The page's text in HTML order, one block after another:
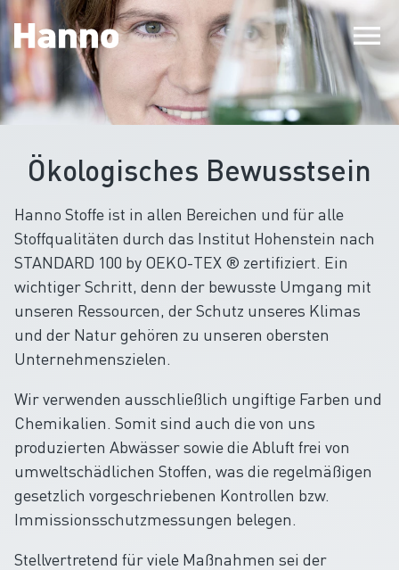
menu
Ökologisches Bewusstsein
Hanno Stoffe ist in allen Bereichen und für alle
Stoffqualitäten durch das Institut Hohenstein nach
STANDARD 100 by OEKO-TEX ® zertifiziert. Ein
wichtiger Schritt, denn der bewusste Umgang mit
unseren Ressourcen, der Schutz unseres Klimas
und der Natur gehören zu unseren obersten
Unternehmenszielen.
Wir verwenden ausschließlich ungiftige Farben und
Chemikalien. Somit sind auch die von uns
produzierten Abwässer sowie die Abluft frei von
umweltschädlichen Stoffen, was die regelmäßigen
gesetzlich vorgeschriebenen Kontrollen bzw.
Immissionsschutzmessungen belegen.
Stellvertretend für viele Maßnahmen sei der